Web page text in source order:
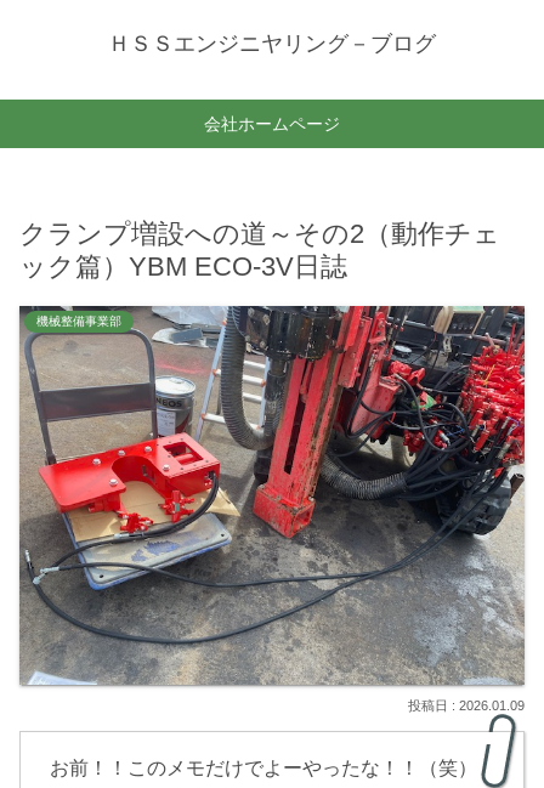
ＨＳＳエンジニヤリング－ブログ
会社ホームページ
クランプ増設への道～その2（動作チェ
ック篇）YBM ECO-3V日誌
機械整備事業部
2026.01.09
お前！！このメモだけでよーやったな！！（笑）